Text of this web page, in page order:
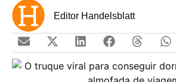
Editor Handelsblatt